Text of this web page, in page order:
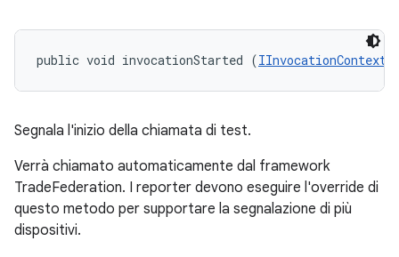
public void invocationStarted (IInvocationContext
Segnala l'inizio della chiamata di test.
Verrà chiamato automaticamente dal framework
TradeFederation. I reporter devono eseguire l'override di
questo metodo per supportare la segnalazione di più
dispositivi.